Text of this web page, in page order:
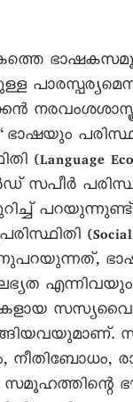
പറയുന്നുണ്ട്.
നീതിബോധം,